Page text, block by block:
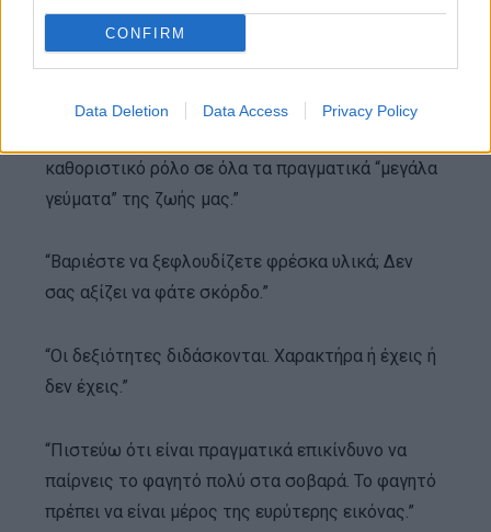
CONFIRM
Data Deletion Data Access Privacy Policy
αμερικανικό όνειρο της σκληρής δουλειάς που
οδηγεί σε υλικές απολαύσεις από αυτόν που δεν
είναι Αμερικάνος.”
καθοριστικό ρόλο σε όλα τα πραγματικά “μεγάλα
γεύματα” της ζωής μας.”
“Βαριέστε να ξεφλουδίζετε φρέσκα υλικά; Δεν
σας αξίζει να φάτε σκόρδο.”
“Οι δεξιότητες διδάσκονται. Χαρακτήρα ή έχεις ή
δεν έχεις.”
“Πιστεύω ότι είναι πραγματικά επικίνδυνο να
παίρνεις το φαγητό πολύ στα σοβαρά. Το φαγητό
πρέπει να είναι μέρος της ευρύτερης εικόνας.”